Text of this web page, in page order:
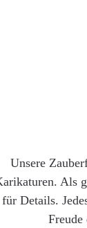
Unsere
Als
für Details.